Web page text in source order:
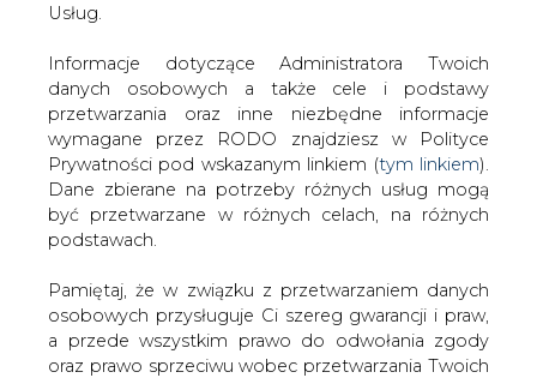
Usług.
Informacje dotyczące Administratora Twoich
danych osobowych a także cele i podstawy
przetwarzania oraz inne niezbędne informacje
wymagane przez RODO znajdziesz w Polityce
Prywatności pod wskazanym linkiem (tym linkiem).
Dane zbierane na potrzeby różnych usług mogą
być przetwarzane w różnych celach, na różnych
podstawach.
Pamiętaj, że w związku z przetwarzaniem danych
osobowych przysługuje Ci szereg gwarancji i praw,
a przede wszystkim prawo do odwołania zgody
oraz prawo sprzeciwu wobec przetwarzania Twoich
2018-11-30 00:00
skomentuj
udostępnij: